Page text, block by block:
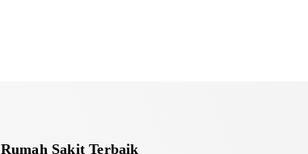
Rumah Sakit Terbaik